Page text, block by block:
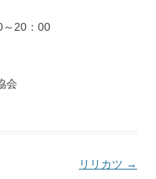
～20：00
会
リリカツ →